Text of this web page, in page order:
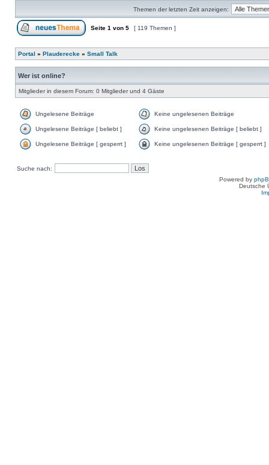
Themen der letzten Zeit anzeigen:
Seite 1 von 5 [ 119 Themen ]
Portal » Plauderecke » Small Talk
Wer ist online?
Mitglieder in diesem Forum: 0 Mitglieder und 4 Gäste
Ungelesene Beiträge Keine ungelesenen Beiträge
Ungelesene Beiträge [ beliebt ] Keine ungelesenen Beiträge [ beliebt ]
Ungelesene Beiträge [ gesperrt ] Keine ungelesenen Beiträge [ gesperrt ]
Suche nach:
Powered by
Deutsche